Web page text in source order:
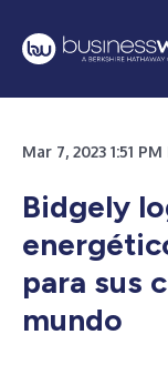
Mar 7, 2023 1:51
Bidgely
para sus
mundo